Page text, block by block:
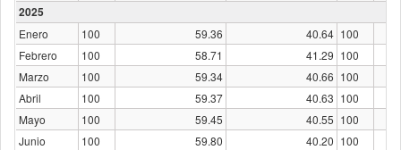
2025
Enero 100 59.36 40.64 100
Febrero
100 58.71 41.29 100
Marzo
100 59.34 40.66 100
Abril
100 59.37 40.63 100
Mayo
100 59.45 40.55 100
Junio
100 59.80 40.20 100